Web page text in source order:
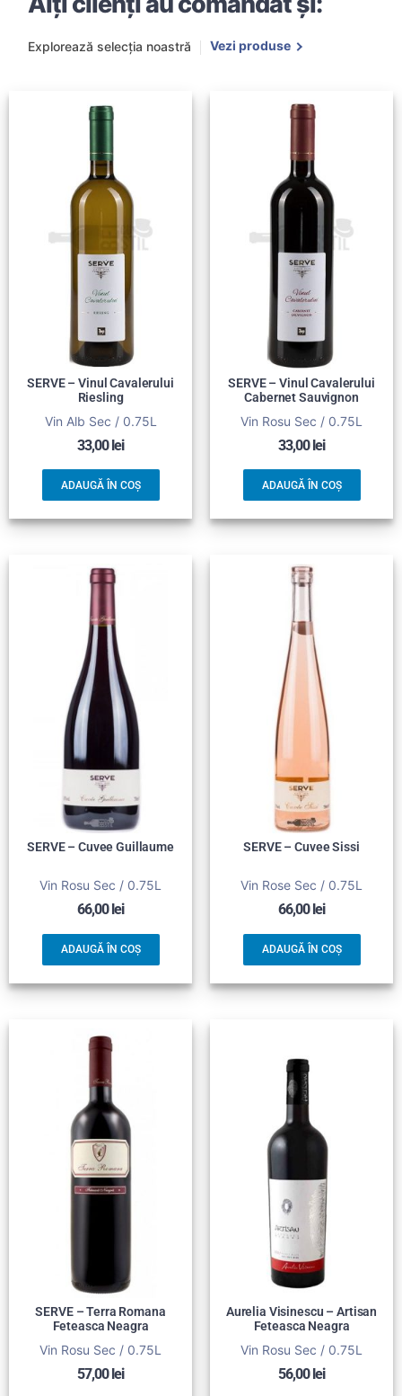
Explorează selecția noastră Vezi produse
SERVE – Vinul Cavalerului
Riesling
Vin Alb Sec / 0.75L
33,00lei
ADAUGĂ ÎN COȘ
SERVE – Vinul Cavalerului
Cabernet Sauvignon
Vin Rosu Sec / 0.75L
33,00lei
ADAUGĂ ÎN COȘ
SERVE – Cuvee Guillaume
Vin Rosu Sec / 0.75L
66,00 lei
ADAUGĂ ÎN COȘ
SERVE – Cuvee Sissi
Vin Rose Sec / 0.75L
66,00 lei
ADAUGĂ ÎN COȘ
SERVE – Terra Romana
Feteasca Neagra
Vin Rosu Sec / 0.75L
57,00lei
Aurelia Visinescu – Artisan
Feteasca Neagra
Vin Rosu Sec / 0.75L
56,00lei